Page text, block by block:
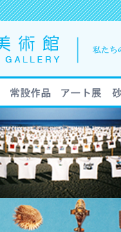
砂浜美術館とは砂浜美術館の作
砂